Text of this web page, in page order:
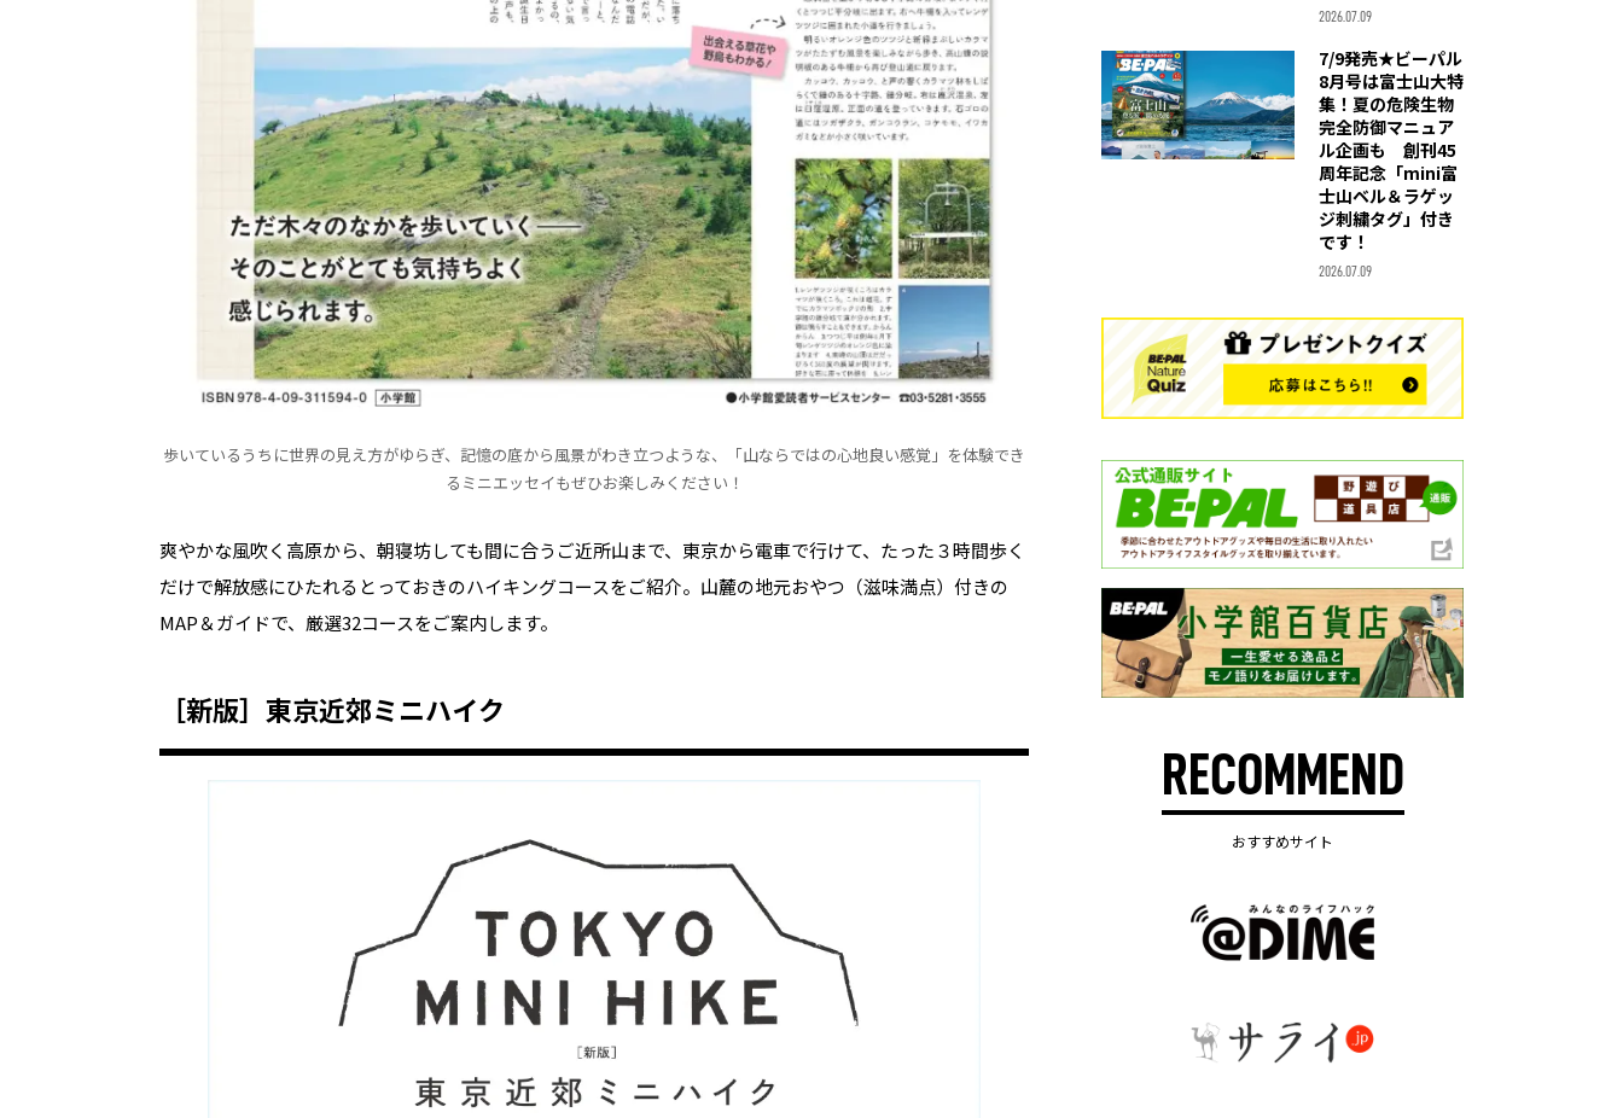
歩いているうちに世界の見え方がゆらぎ、記憶の底から風景がわき立つような、「山ならではの心地良い感覚」を体験でき
るミニエッセイもぜひお楽しみください！
爽やかな風吹く高原から、朝寝坊しても間に合うご近所山まで、東京から電車で行けて、たった３時間歩く
だけで解放感にひたれるとっておきのハイキングコースをご紹介。山麓の地元おやつ（滋味満点）付きの
MAP＆ガイドで、厳選32コースをご案内します。
［新版］東京近郊ミニハイク
2026.07.09
7/9発売★ビーパル
8月号は富士山大特
集！夏の危険生物
完全防御マニュア
ル企画も 創刊45
周年記念「mini富
士山ベル＆ラゲッ
ジ刺繍タグ」付き
です！
2026.07.09
RECOMMEND
おすすめサイト